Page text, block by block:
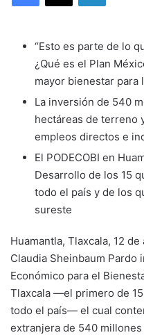
“Esto es parte de lo
¿Qué es el Plan
mayor bienestar para
La inversión de 540
hectáreas de terreno
empleos directos e
El PODECOBI en
Desarrollo de los 15
todo el país y de los
sureste
Huamantla, Tlaxcala, 12
Claudia Sheinbaum Pardo
Económico para el
Tlaxcala —el primero de
todo el país— el cual
extranjera de 540